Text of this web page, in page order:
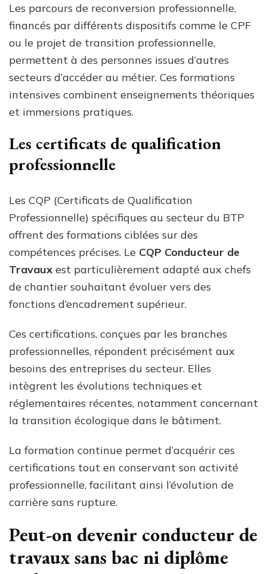
Les parcours de reconversion professionnelle,
financés par différents dispositifs comme le CPF
ou le projet de transition professionnelle,
permettent à des personnes issues d’autres
secteurs d’accéder au métier. Ces formations
intensives combinent enseignements théoriques
et immersions pratiques.
Les certificats de qualification
professionnelle
Les CQP (Certificats de Qualification
Professionnelle) spécifiques au secteur du BTP
offrent des formations ciblées sur des
compétences précises. Le CQP Conducteur de
Travaux est particulièrement adapté aux chefs
de chantier souhaitant évoluer vers des
fonctions d’encadrement supérieur.
Ces certifications, conçues par les branches
professionnelles, répondent précisément aux
besoins des entreprises du secteur. Elles
intègrent les évolutions techniques et
réglementaires récentes, notamment concernant
la transition écologique dans le bâtiment.
La formation continue permet d’acquérir ces
certifications tout en conservant son activité
professionnelle, facilitant ainsi l’évolution de
carrière sans rupture.
Peut-on devenir conducteur de
travaux sans bac ni diplôme